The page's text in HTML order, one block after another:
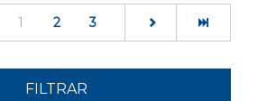
1 (current)
2 3
FILTRAR